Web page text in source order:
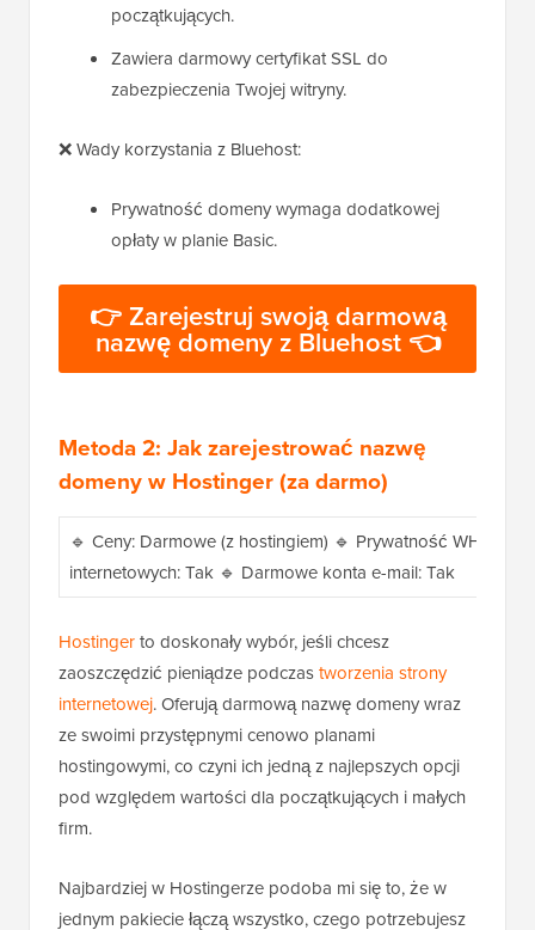
początkujących.
Zawiera darmowy certyfikat SSL do
zabezpieczenia Twojej witryny.
❌ Wady korzystania z Bluehost:
Prywatność domeny wymaga dodatkowej
opłaty w planie Basic.
👉 Zarejestruj swoją darmową
nazwę domeny z Bluehost 👈
Metoda 2: Jak zarejestrować nazwę
domeny w Hostinger (za darmo)
🔹 Ceny: Darmowe (z hostingiem) 🔹 Prywatność WHOIS:
internetowych: Tak 🔹 Darmowe konta e-mail: Tak
Hostingerto doskonały wybór, jeśli chcesz
zaoszczędzić pieniądze podczastworzenia strony
internetowej. Oferują darmową nazwę domeny wraz
ze swoimi przystępnymi cenowo planami
hostingowymi, co czyni ich jedną z najlepszych opcji
pod względem wartości dla początkujących i małych
firm.
Najbardziej w Hostingerze podoba mi się to, że w
jednym pakiecie łączą wszystko, czego potrzebujesz